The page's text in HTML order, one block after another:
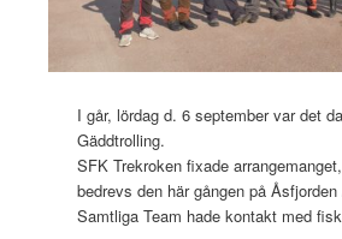
I går, lördag d. 6 september var det
Gäddtrolling.
SFK Trekroken fixade
bedrevs den här gången på
Samtliga Team hade kontakt med fisk